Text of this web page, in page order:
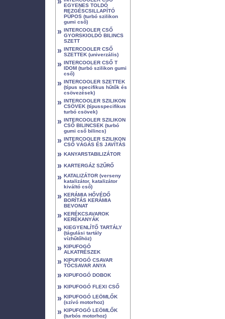
EGYENES TOLDÓ
REZGÉSCSILLAPÍTÓ
PÚPOS (turbó szilikon
gumi cső)
» INTERCOOLER CSŐ
GYORSKIOLDÓ BILINCS
SZETT
» INTERCOOLER CSŐ
SZETTEK (univerzális)
» INTERCOOLER CSŐ T
IDOM (turbó szilikon gumi
cső)
» INTERCOOLER SZETTEK
(típus specifikus hűtők és
csövezések)
» INTERCOOLER SZILIKON
CSÖVEK (típusspecifikus
turbó csövek)
» INTERCOOLER SZILIKON
CSŐ BILINCSEK (turbó
gumi cső bilincs)
» INTERCOOLER SZILIKON
CSŐ VÁGÁS ÉS JAVÍTÁS
» KANYARSTABILIZÁTOR
» KARTERGÁZ SZŰRŐ
» KATALIZÁTOR (verseny
katalizátor, katalizátor
kiváltó cső)
» KERÁMIA HŐVÉDŐ
BORÍTÁS KERÁMIA
BEVONAT
» KERÉKCSAVAROK
KERÉKANYÁK
» KIEGYENLÍTŐ TARTÁLY
(tágulási tartály
vízhűtőhöz)
» KIPUFOGÓ
ALKATRÉSZEK
» KIPUFOGÓ CSAVAR
TŐCSAVAR ANYA
» KIPUFOGÓ DOBOK
» KIPUFOGÓ FLEXI CSŐ
» KIPUFOGÓ LEÖMLŐK
(szívó motorhoz)
» KIPUFOGÓ LEÖMLŐK
(turbós motorhoz)